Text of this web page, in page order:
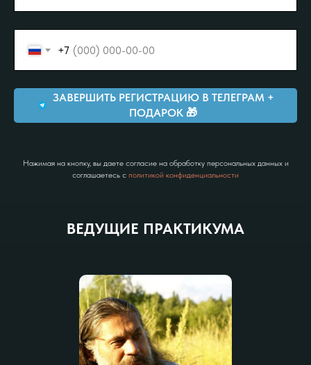
+7
ЗАВЕРШИТЬ РЕГИСТРАЦИЮ В ТЕЛЕГРАМ +
ПОДАРОК 🎁
Нажимая на кнопку, вы даете согласие на обработку персональных данных и
соглашаетесь c политикой конфиденциальности
ВЕДУЩИЕ ПРАКТИКУМА